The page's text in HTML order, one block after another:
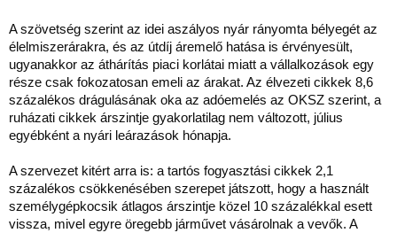
A szövetség szerint az idei aszályos nyár rányomta bélyegét az
élelmiszerárakra, és az útdíj áremelő hatása is érvényesült,
ugyanakkor az áthárítás piaci korlátai miatt a vállalkozások egy
része csak fokozatosan emeli az árakat. Az élvezeti cikkek 8,6
százalékos drágulásának oka az adóemelés az OKSZ szerint, a
ruházati cikkek árszintje gyakorlatilag nem változott, július
egyébként a nyári leárazások hónapja.
A szervezet kitért arra is: a tartós fogyasztási cikkek 2,1
százalékos csökkenésében szerepet játszott, hogy a használt
személygépkocsik átlagos árszintje közel 10 százalékkal esett
vissza, mivel egyre öregebb járművet vásárolnak a vevők. A